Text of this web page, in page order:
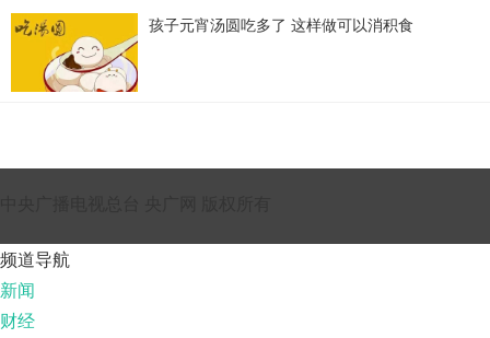
孩子元宵汤圆吃多了 这样做可以消积食
频道导航
新闻
财经